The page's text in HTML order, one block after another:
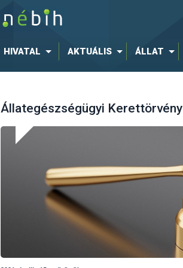
HIVATAL AKTUÁLIS ÁLLAT
Állategészségügyi Kerettörvény